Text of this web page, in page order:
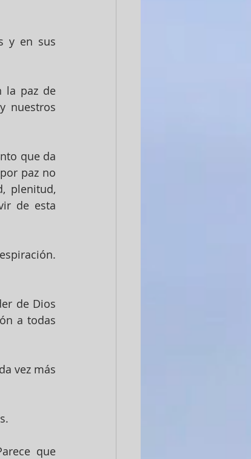
y en sus
la paz de
nuestros
que da
paz no
plenitud,
de esta
de Dios
a todas
vez más
que